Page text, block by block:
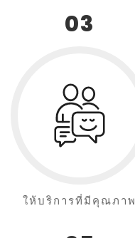
03
ให้บริการที่มีคุณภาพ